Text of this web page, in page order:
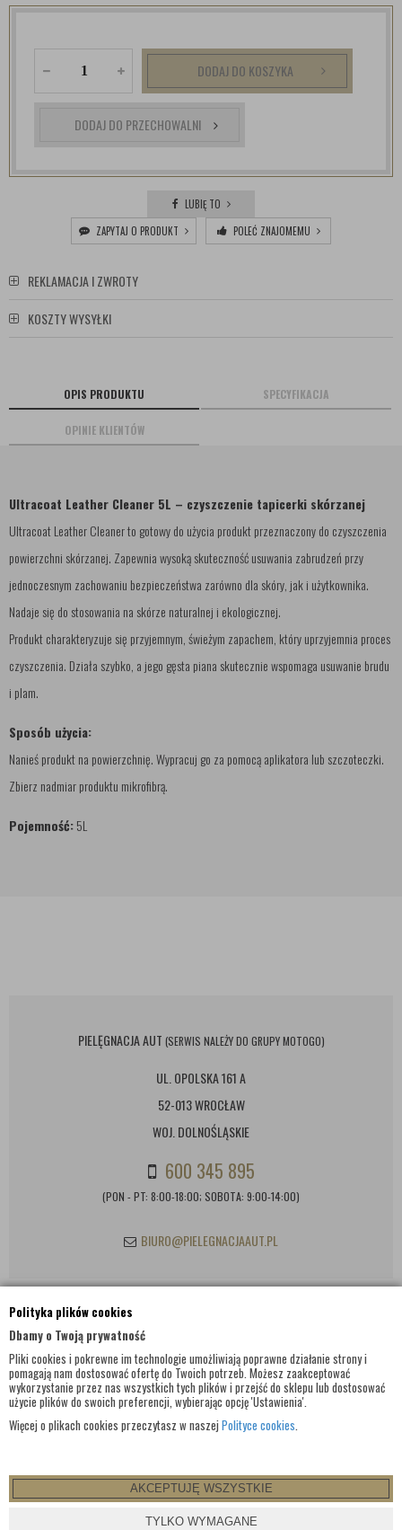
Polityka plików cookies
Dbamy o Twoją prywatność
Pliki cookies i pokrewne im technologie umożliwiają poprawne działanie strony i
pomagają nam dostosować ofertę do Twoich potrzeb. Możesz zaakceptować
wykorzystanie przez nas wszystkich tych plików i przejść do sklepu lub dostosować
użycie plików do swoich preferencji, wybierając opcję 'Ustawienia'.
Więcej o plikach cookies przeczytasz w naszej Polityce cookies.
AKCEPTUJĘ WSZYSTKIE
TYLKO WYMAGANE
DODAJ DO KOSZYKA
DODAJ DO PRZECHOWALNI
LUBIĘ TO
ZAPYTAJ O PRODUKT
POLEĆ ZNAJOMEMU
REKLAMACJA I ZWROTY
KOSZTY WYSYŁKI
OPIS PRODUKTU SPECYFIKACJA
OPINIE KLIENTÓW
Ultracoat Leather Cleaner 5L – czyszczenie tapicerki skórzanej
Ultracoat Leather Cleaner to gotowy do użycia produkt przeznaczony do czyszczenia
powierzchni skórzanej. Zapewnia wysoką skuteczność usuwania zabrudzeń przy
jednoczesnym zachowaniu bezpieczeństwa zarówno dla skóry, jak i użytkownika.
Nadaje się do stosowania na skórze naturalnej i ekologicznej.
Produkt charakteryzuje się przyjemnym, świeżym zapachem, który uprzyjemnia proces
czyszczenia. Działa szybko, a jego gęsta piana skutecznie wspomaga usuwanie brudu
i plam.
Sposób użycia:
Nanieś produkt na powierzchnię. Wypracuj go za pomocą aplikatora lub szczoteczki.
Zbierz nadmiar produktu mikrofibrą.
Pojemność:5L
PIELĘGNACJA AUT (SERWIS NALEŻY DO GRUPY MOTOGO)
UL. OPOLSKA 161 A
52-013 WROCŁAW
WOJ. DOLNOŚLĄSKIE
600 345 895
(PON - PT: 8:00-18:00; SOBOTA: 9:00-14:00)
BIURO@PIELEGNACJAAUT.PL
INFORMACJE KONTAKTOWE
© WSZELKIE PRAWA ZASTRZEŻONE 2017 |PIELEGNACJAAUT.PL